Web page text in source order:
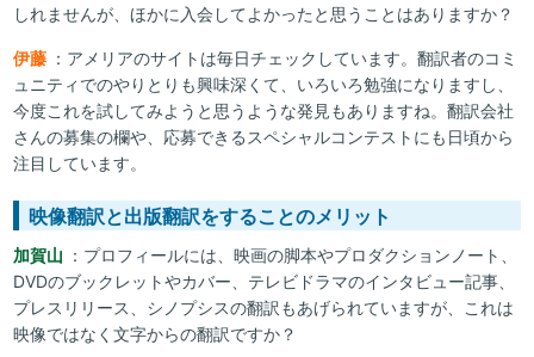
しれませんが、ほかに入会してよかったと思うことはありますか？
伊藤 ：アメリアのサイトは毎日チェックしています。翻訳者のコミ
ュニティでのやりとりも興味深くて、いろいろ勉強になりますし、
今度これを試してみようと思うような発見もありますね。翻訳会社
さんの募集の欄や、応募できるスペシャルコンテストにも日頃から
注目しています。
映像翻訳と出版翻訳をすることのメリット
加賀山 ：プロフィールには、映画の脚本やプロダクションノート、
DVDのブックレットやカバー、テレビドラマのインタビュー記事、
プレスリリース、シノプシスの翻訳もあげられていますが、これは
映像ではなく文字からの翻訳ですか？